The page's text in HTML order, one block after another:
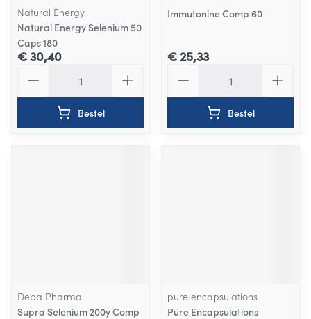
Natural Energy
Natural Energy Selenium 50
Caps 180
€ 30,40
Bestel
Immutonine Comp 60
€ 25,33
Bestel
Deba Pharma
Supra Selenium 200y Comp
pure encapsulations
Pure Encapsulations